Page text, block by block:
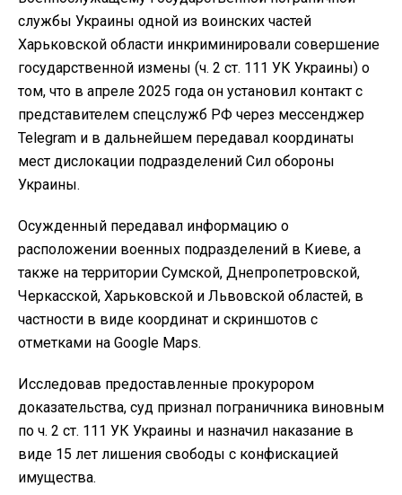
службы Украины одной из воинских частей
Харьковской области инкриминировали совершение
государственной измены (ч. 2 ст. 111 УК Украины) о
том, что в апреле 2025 года он установил контакт с
представителем спецслужб РФ через мессенджер
Telegram и в дальнейшем передавал координаты
мест дислокации подразделений Сил обороны
Украины.
Осужденный передавал информацию о
расположении военных подразделений в Киеве, а
также на территории Сумской, Днепропетровской,
Черкасской, Харьковской и Львовской областей, в
частности в виде координат и скриншотов с
отметками на Google Maps.
Исследовав предоставленные прокурором
доказательства, суд признал пограничника виновным
по ч. 2 ст. 111 УК Украины и назначил наказание в
виде 15 лет лишения свободы с конфискацией
имущества.